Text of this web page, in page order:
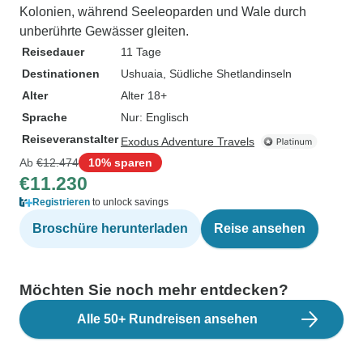
Kolonien, während Seeleoparden und Wale durch
unberührte Gewässer gleiten.
Reisedauer
11 Tage
Destinationen
Ushuaia , Südliche Shetlandinseln
Alter
Alter 18+
Sprache
Nur: Englisch
Reiseveranstalter Exodus Adventure Travels
Ab €12.474 10% sparen
€11.230
Registrieren to unlock savings
Broschüre herunterladen Reise ansehen
Möchten Sie noch mehr entdecken?
Alle 50+ Rundreisen ansehen